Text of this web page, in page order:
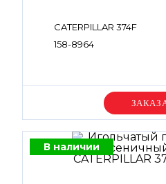
CATERPILLAR 374F
158-8964
В наличии